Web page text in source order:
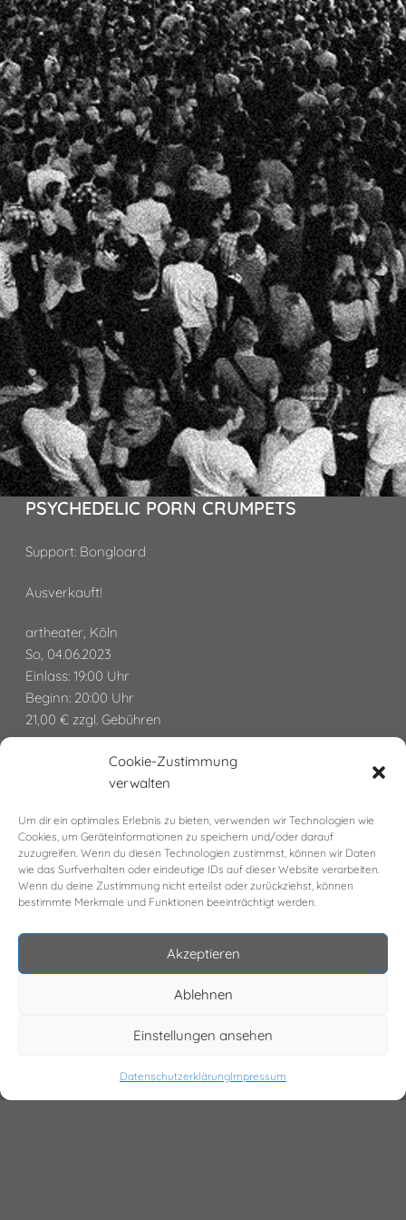
Cookie-Zustimmung
verwalten
Um dir ein optimales Erlebnis zu bieten, verwenden wir Technologien wie
Cookies, um Geräteinformationen zu speichern und/oder darauf
zuzugreifen. Wenn du diesen Technologien zustimmst, können wir Daten
wie das Surfverhalten oder eindeutige IDs auf dieser Website verarbeiten.
Wenn du deine Zustimmung nicht erteilst oder zurückziehst, können
bestimmte Merkmale und Funktionen beeinträchtigt werden.
Akzeptieren
Ablehnen
Einstellungen ansehen
DatenschutzerklärungImpressum
PSYCHEDELIC PORN CRUMPETS
Support: Bongloard
Ausverkauft!
artheater, Köln
So, 04.06.2023
Einlass: 19:00 Uhr
Beginn: 20:00 Uhr
21,00 € zzgl. Gebühren
> Download Press Kit
Ausverkauft!